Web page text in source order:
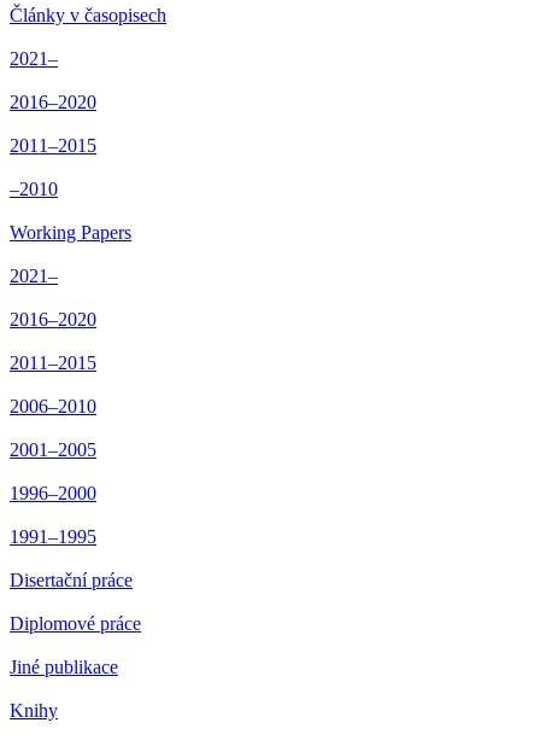
Články v časopisech
2021–
2016–2020
2011–2015
–2010
Working Papers
2021–
2016–2020
2011–2015
2006–2010
2001–2005
1996–2000
1991–1995
Disertační práce
Diplomové práce
Jiné publikace
Knihy